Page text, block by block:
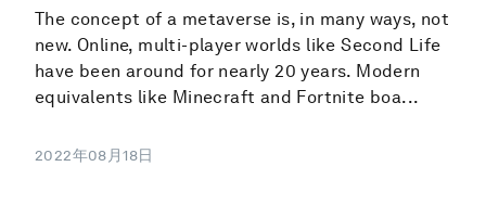
The concept of a metaverse is, in many ways, not
new. Online, multi-player worlds like Second Life
have been around for nearly 20 years. Modern
equivalents like Minecraft and Fortnite boa...
2022年08月18日